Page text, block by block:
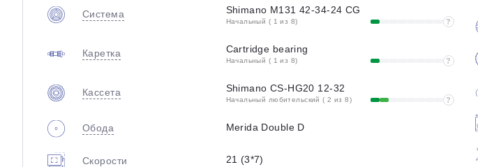
Система Shimano M131 42-34-24 CG
Начальный ( 1 из 8) ?
Каретка Cartridge bearing
Начальный ( 1 из 8) ?
Кассета Shimano CS-HG20 12-32
Начальный любительский ( 2 из 8) ?
Обода Merida Double D
Скорости 21 (3*7)